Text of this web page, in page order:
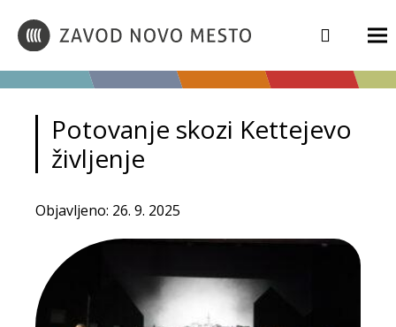
Potovanje skozi Kettejevo
življenje
Objavljeno: 26. 9. 2025